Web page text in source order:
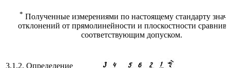
* Полученные измерениями по настоящему стандарту
отклонений от прямолинейности и плоскостности
соответствующим допуском.
3.1.2. Определение